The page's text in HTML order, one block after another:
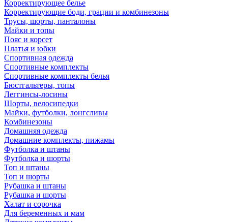
Корректирующее белье
Корректирующие боди, грации и комбинезоны
Трусы, шорты, панталоны
Майки и топы
Пояс и корсет
Платья и юбки
Спортивная одежда
Спортивные комплекты
Спортивные комплекты белья
Бюстгальтеры, топы
Леггинсы-лосины
Шорты, велосипедки
Майки, футболки, лонгсливы
Комбинезоны
Домашняя одежда
Домашние комплекты, пижамы
Футболка и штаны
Футболка и шорты
Топ и штаны
Топ и шорты
Рубашка и штаны
Рубашка и шорты
Халат и сорочка
Для беременных и мам